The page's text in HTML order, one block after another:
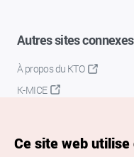
Autres sites connexes
À propos du KTO
K-MICE
Ce site web